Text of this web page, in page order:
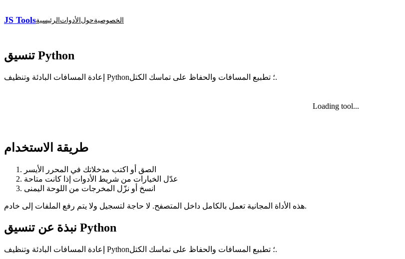
JS Toolsالرئيسية الأدوات حولالخصوصية
تنسيق Python
إعادة المسافات البادئة وتنظيف Python؛ تطبيع المسافات والحفاظ على تماسك الكتل.
Loading tool...
طريقة الاستخدام
الصق أو اكتب مدخلاتك في المحرر الأيسر
عدّل الخيارات من شريط الأدوات إذا كانت متاحة
انسخ أو نزّل المخرجات من اللوحة اليمنى
هذه الأداة المجانية تعمل بالكامل داخل المتصفح. لا حاجة لتسجيل ولا يتم رفع الملفات إلى خادم.
نبذة عن تنسيق Python
إعادة المسافات البادئة وتنظيف Python؛ تطبيع المسافات والحفاظ على تماسك الكتل.